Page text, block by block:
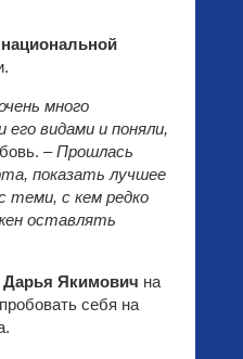
много
видами и поняли,
– Прошлась
показать лучшее
теми, с кем редко
оставлять
Дарья Якимович на
себя на